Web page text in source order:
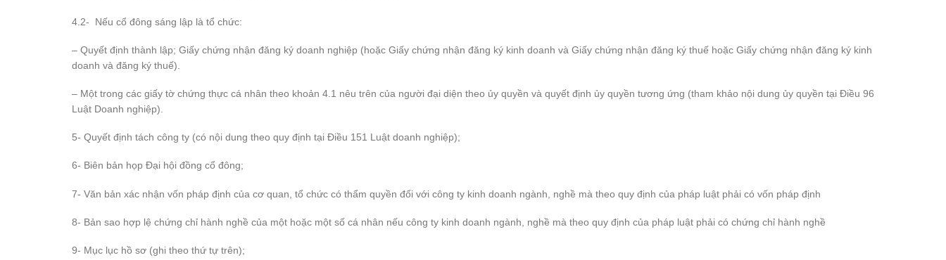
4.2- Nếu cổ đông sáng lập là tổ chức:
– Quyết định thành lập; Giấy chứng nhận đăng ký doanh nghiệp (hoặc Giấy chứng nhận đăng ký kinh doanh và Giấy chứng nhận đăng ký thuế hoặc Giấy chứng nhận đăng ký kinh
doanh và đăng ký thuế).
– Một trong các giấy tờ chứng thực cá nhân theo khoản 4.1 nêu trên của người đại diện theo ủy quyền và quyết định ủy quyền tương ứng (tham khảo nội dung ủy quyền tại Điều 96
Luật Doanh nghiệp).
5- Quyết định tách công ty (có nội dung theo quy định tại Điều 151 Luật doanh nghiệp);
6- Biên bản họp Đại hội đồng cổ đông;
7- Văn bản xác nhận vốn pháp định của cơ quan, tổ chức có thẩm quyền đối với công ty kinh doanh ngành, nghề mà theo quy định của pháp luật phải có vốn pháp định
8- Bản sao hợp lệ chứng chỉ hành nghề của một hoặc một số cá nhân nếu công ty kinh doanh ngành, nghề mà theo quy định của pháp luật phải có chứng chỉ hành nghề
9- Mục lục hồ sơ (ghi theo thứ tự trên);